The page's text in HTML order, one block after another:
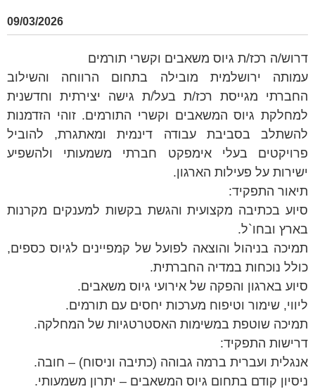
09/03/2026
דרוש/ה רכז/ת גיוס משאבים וקשרי תורמים
עמותה ירושלמית מובילה בתחום הרווחה והשילוב
החברתי מגייסת רכז/ת בעל/ת גישה יצירתית וחדשנית
למחלקת גיוס המשאבים וקשרי התורמים. זוהי הזדמנות
להשתלב בסביבת עבודה דינמית ומאתגרת, להוביל
פרויקטים בעלי אימפקט חברתי משמעותי ולהשפיע
ישירות על פעילות הארגון.
תיאור התפקיד:
סיוע בכתיבה מקצועית והגשת בקשות למענקים מקרנות
בארץ ובחו`ל.
תמיכה בניהול והוצאה לפועל של קמפיינים לגיוס כספים,
כולל נוכחות במדיה החברתית.
סיוע בארגון והפקה של אירועי גיוס משאבים.
ליווי, שימור וטיפוח מערכות יחסים עם תורמים.
תמיכה שוטפת במשימות האסטרטגיות של המחלקה.
דרישות התפקיד:
אנגלית ועברית ברמה גבוהה (כתיבה וניסוח) – חובה.
ניסיון קודם בתחום גיוס המשאבים – יתרון משמעותי.